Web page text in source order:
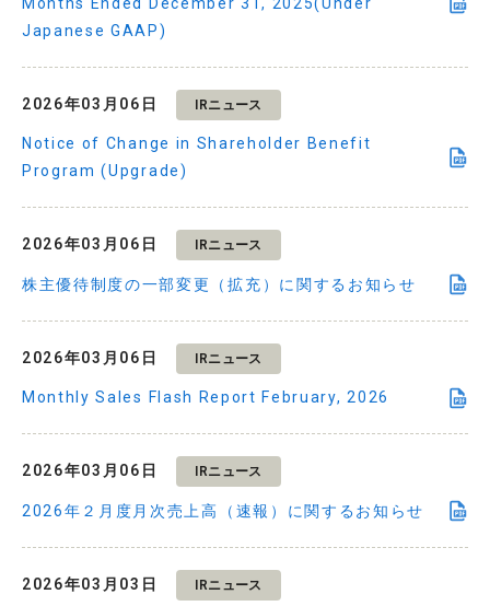
Japanese GAAP)
2026年03月06日 IRニュース
Notice of Change in Shareholder Benefit
Program (Upgrade)
2026年03月06日 IRニュース
株主優待制度の一部変更（拡充）に関するお知らせ
2026年03月06日 IRニュース
Monthly Sales Flash Report February, 2026
2026年03月06日 IRニュース
2026年２月度月次売上高（速報）に関するお知らせ
2026年03月03日 IRニュース